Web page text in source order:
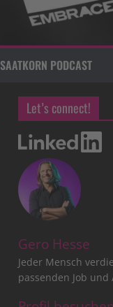
SAATKORN PODCAST
Let’s connect!
Gero Hesse
Jeder Mensch
passenden Job